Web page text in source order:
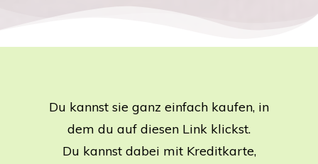
Du kannst sie ganz einfach kaufen, in
dem du auf diesen Link klickst.
Du kannst dabei mit Kreditkarte,